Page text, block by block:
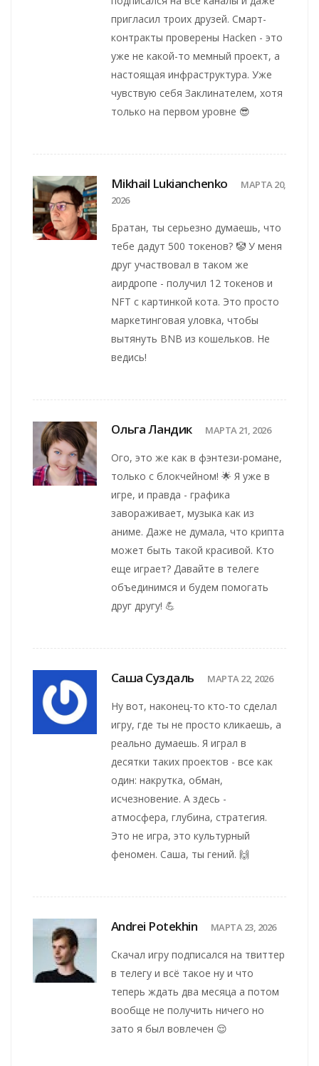
пригласил троих друзей. Смарт-
контракты проверены Hacken - это
уже не какой-то мемный проект, а
настоящая инфраструктура. Уже
чувствую себя Заклинателем, хотя
только на первом уровне 😎
Mikhail Lukianchenko
МАРТА 20,
2026
Братан, ты серьезно думаешь, что
тебе дадут 500 токенов? 🤡 У меня
друг участвовал в таком же
аирдропе - получил 12 токенов и
NFT с картинкой кота. Это просто
маркетинговая уловка, чтобы
вытянуть BNB из кошельков. Не
ведись!
Ольга Ландик МАРТА 21, 2026
Ого, это же как в фэнтези-романе,
только с блокчейном! 🌟 Я уже в
игре, и правда - графика
завораживает, музыка как из
аниме. Даже не думала, что крипта
может быть такой красивой. Кто
еще играет? Давайте в телеге
объединимся и будем помогать
друг другу! 💪
Саша Суздаль МАРТА 22, 2026
Ну вот, наконец-то кто-то сделал
игру, где ты не просто кликаешь, а
реально думаешь. Я играл в
десятки таких проектов - все как
один: накрутка, обман,
исчезновение. А здесь -
атмосфера, глубина, стратегия.
Это не игра, это культурный
феномен. Саша, ты гений. 🙌
Andrei Potekhin МАРТА 23, 2026
Скачал игру подписался на твиттер
в телегу и всё такое ну и что
теперь ждать два месяца а потом
вообще не получить ничего но
зато я был вовлечен 😌